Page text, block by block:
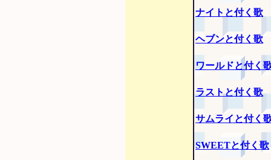
ナイトと付く歌
ヘブンと付く歌
ワールドと付く
ラストと付く歌
サムライと付く
SWEETと付く歌